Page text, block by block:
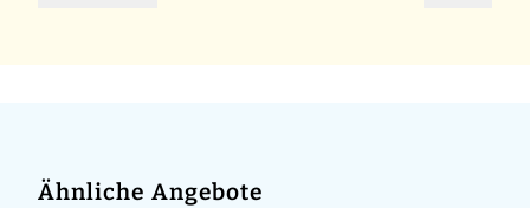
Ähnliche Angebote